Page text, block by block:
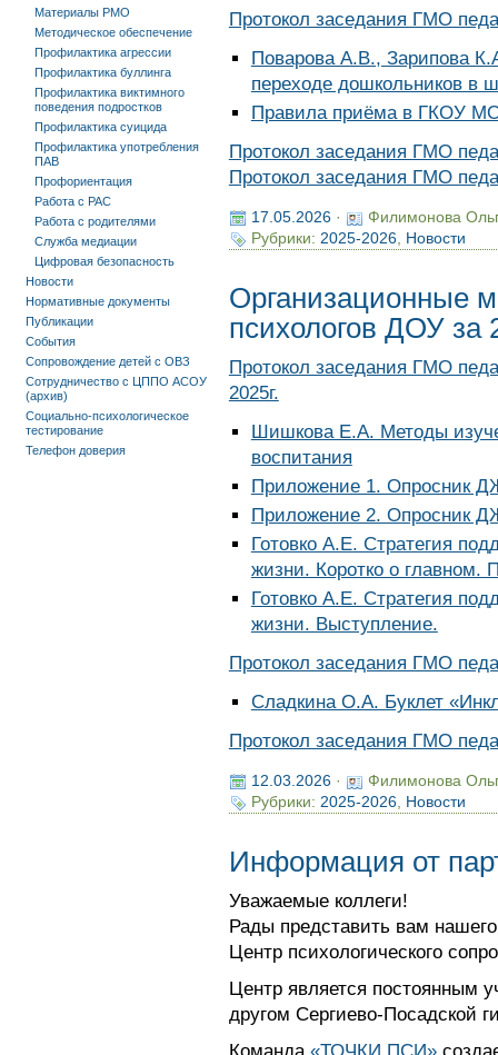
Протокол заседания ГМО
Поварова А.В., Зарипова
переходе дошкольников в
Правила приёма в ГКОУ МО
Протокол заседания ГМО
Протокол заседания ГМО
17.05.2026·
Филимонова
Рубрики: 2025-2026, Новости
Организационные
психологов ДОУ за
Протокол заседания ГМО
2025г.
Шишкова Е.А. Методы
воспитания
Приложение 1. Опросник
Приложение 2. Опросник
Готовко А.Е. Стратегия
жизни. Коротко о главном.
Готовко А.Е. Стратегия
жизни. Выступление.
Протокол заседания ГМО
Сладкина О.А. Буклет
Протокол заседания ГМО
12.03.2026·
Филимонова
Рубрики: 2025-2026, Новости
Информация от
Уважаемые коллеги!
Рады представить вам
Центр психологического
Центр является постоянным
другом Сергиево-Посадской
Материалы РМО
Методическое обеспечение
Профилактика агрессии
Профилактика буллинга
Профилактика виктимного
поведения подростков
Профилактика суицида
Профилактика употребления
ПАВ
Профориентация
Работа с РАС
Работа с родителями
Служба медиации
Цифровая безопасность
Новости
Нормативные документы
Публикации
События
Сопровождение детей с ОВЗ
Сотрудничество с ЦППО АСОУ
(архив)
Социально-психологическое
тестирование
Телефон доверия